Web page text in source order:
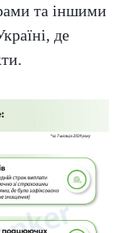
та іншими
де